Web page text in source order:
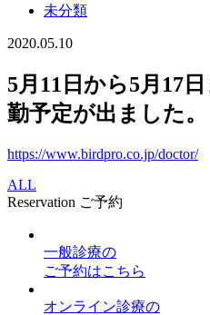
未分類
2020.05.10
5月11日から5月17
勤予定が出ました。
https://www.birdpro.co.jp/doctor/
ALL
Reservation ご予約
一般診療の
ご予約はこちら
オンライン診療の